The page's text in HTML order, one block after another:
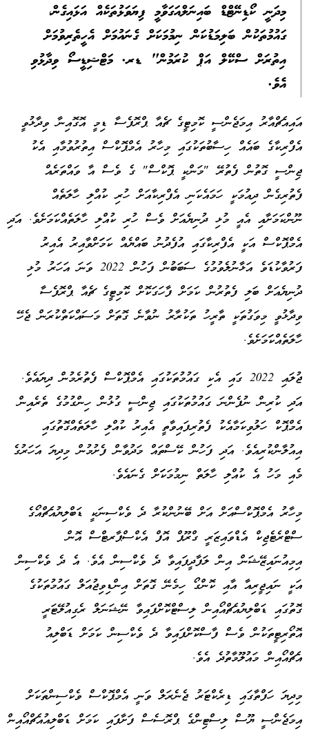
މިދަނީ ކޯޑިނޭޓްޑް ބައިނަލްއަގަވާމީ ފިޔަވަޅުތަކެއް އަޅައިގެން،
ގައުމުތަކުން ބަލިމަޑުކަން ނިމުމަކަށް ގެނައުމަށް އެހީތެރިވުމަށް
އިތުރަށް ސްކޭލް އަޕް ކުރަމުން" ޑރ. މަޓްޝިޑީސޯ ވިދާޅުވި
އެވެ.
އައިއެޗްއާރު އިމަޖެންސީ ކޮމިޓީގެ ޗެއާ ޕްރޮފެސާ ޑިމީ އޮގޮއިނާ ވިދާޅުވީ
އެފްރިކާގެ ބައެއް ހިސާބުތަކުގައި މިހާރު އެމްޕޮކްސް އިތުރުވުމާއި އެކު
ޖިންސީ ގޮތުން ފެތުރޭ "މަންކީ ޕޮކްސް" ގެ ވެސް އާ ވައްތަރެއް
ފެތުރިގެން ދިއުމަކީ ހަމައެކަނި އެފްރިކާއަށް ހުރި ކުއްލި ހާލަތެއް
ނޫންކަމަށާއި އެއީ މުޅި ދުނިޔެއަށް ވެސް ހުރި ކުއްލި ހާލަތެއްކަމަށެވެ. އަދި
އެމްޕޮކްސް އަކީ އެފްރިކާގައި އުފެދުނު ބައްޔެއް ކަމަަށްވާއިރު އެއިރު
ފަރުވާކުޑަވެ އަޅާނުލެވުމުގެ ސަބަބުން ފަހުން 2022 ވަނަ އަހަރު މުޅި
ދުނިޔެއަށް ބަލި ފެތުރުން ކަމަށް ފާހަގަކޮށް ކޮމިޓީގެ ޗެއާ ޕްރޮފެސާ
ވިދާޅުވީ މިވަގުތަކީ ތާރީހު ތަކުރާރު ނުވާނެ ގޮތަށް މަސައްކަތްކުރަން ޖެހޭ
ހާލަތެއްކަަމަށެވެ.
ޖުލައި 2022 ގައި އެކި ގައުމުތަކުގައި އެމްޕޮކްސް ފެތުރެމުން ދިޔައެވެ.
އަދި ކުރިން ނުފެންނަ ގައުމުތަކުގައި ޖިންސީ ގުޅުން ހިންގުމުގެ ތެރެއިން
އެމްޕޮކް ހަލުވިކަމާއެކު ފެތުރިފައިވާތީ އެއިރު ކުއްލި ހާލަތެއްގޮތުގައި
އިއުލާންކުރިއެވެ. އަދި ފަހުން ކޭސްތައް މަދުވާން ފެށުމުން މިދިޔަ އަހަރުގެ
މެއި މަހު އެ ކުއްލި ހާލަތް ނިމުމަކަަށް ގެނައެވެ.
މިހާރު އެމްޕޮކްސްއަށް އަށް ބޭނުންކުރާ ދެ ވެކްސިނަކީ ޑަބްލިޔުއެޗްއޯގެ
ސްޓްރެޓެޖިކް އެޑްވައިޒަރީ ގްރޫޕް އޮފް އެކްސްޕާރޓްސް އޮން
އިމިއުނައިޒޭޝަން އިން ލަފާދީފައިވާ ދެ ވެކްސިން އެވެ. އެ ދެ ވެކްސިން
އަކީ ނައިޖީރިއާ އާއި ކޮންގޯ ހިމެނޭ ގޮތަށް އިންޑިވިޖުއަލް ގައުމުތަކުގެ
ގޮތުގައި ޑަބްލިޔުއެޗްއޯއިން ލިސްޓްކޮށްފައިވާ ނޭޝަނަލް ރެގިއުލޭޓަރީ
އޮތޯރިޓީތަކުން ވެސް ފާސްކޮށްފައިވާ ދެ ވެކްސިން ކަމަށް ޑަބްލިއު
އެޗްއޯއިން މައުލޫމާތުދެ އެވެ.
މިދިޔަ ހަފްތާގައި ޑިރެކްޓަރު ޖެނެރަލް ވަނީ އެމްޕޮކްސް ވެކްސިންތަކަށް
އިމަޖެންސީ ޔޫސް ލިސްޓިންގެ ޕްރޮސެސް ފަށާފައި ކަމަށް ޑަބްލިއުއެޗްއޯއިން